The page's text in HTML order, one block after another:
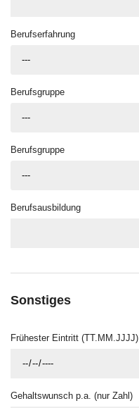
Berufserfahrung
---
Berufsgruppe
---
Berufsgruppe
---
Berufsausbildung
Sonstiges
Frühester Eintritt (TT.MM.JJJJ)
Gehaltswunsch p.a. (nur Zahl)